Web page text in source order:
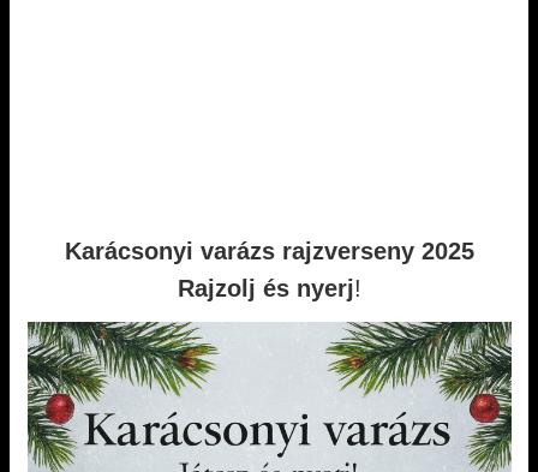
Karácsonyi varázs rajzverseny 2025
Rajzolj és nyerj!